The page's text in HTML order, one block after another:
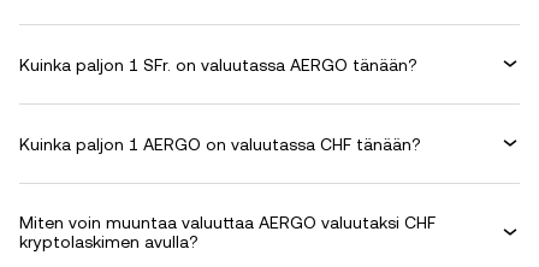
Kuinka paljon 1 SFr. on valuutassa AERGO tänään?
Kuinka paljon 1 AERGO on valuutassa CHF tänään?
Miten voin muuntaa valuuttaa AERGO valuutaksi CHF
kryptolaskimen avulla?